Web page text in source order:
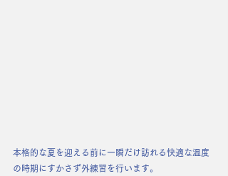
本格的な夏を迎える前に一瞬だけ訪れる快適な温度
の時期にすかさず外練習を行います。